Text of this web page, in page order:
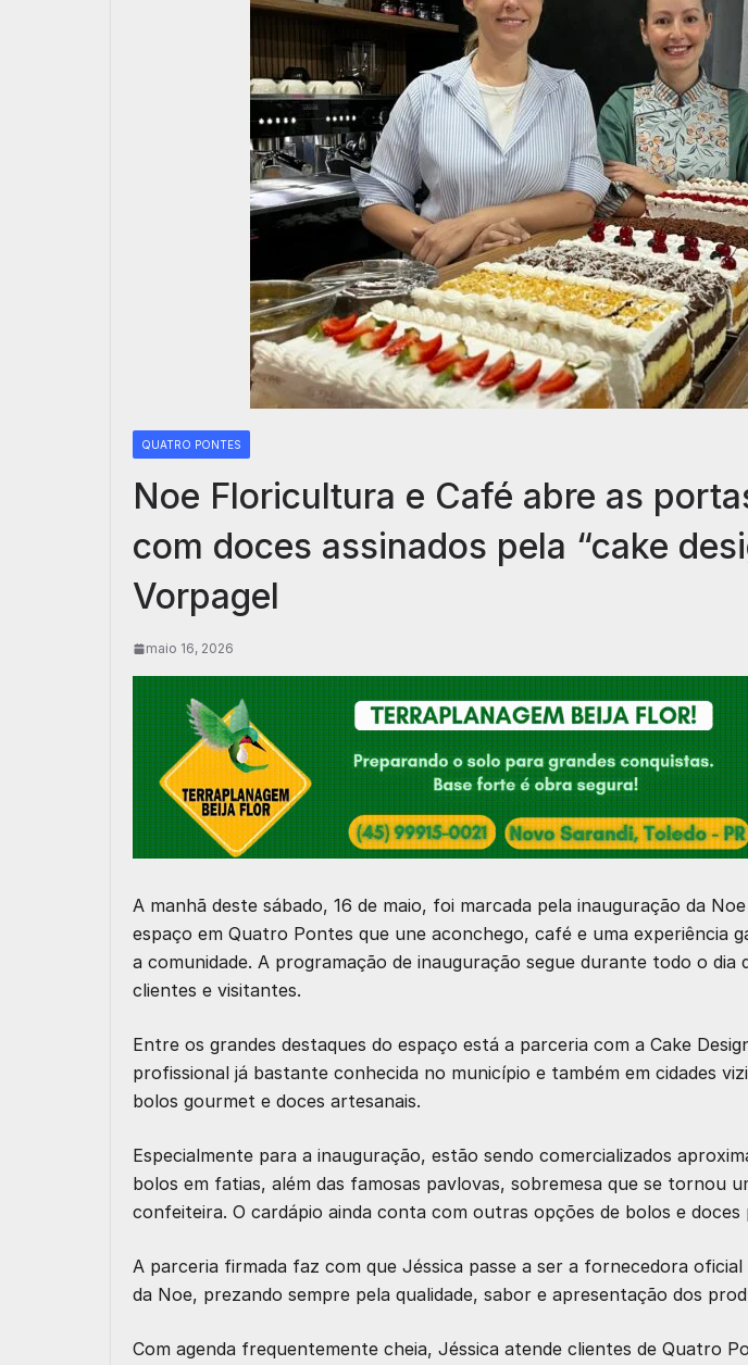
QUATRO PONTES
Noe Floricultura e Café abre as
com doces assinados pela “cake
Vorpagel
maio 16, 2026
A manhã deste sábado, 16 de maio, foi marcada pela inauguração da
espaço em Quatro Pontes que une aconchego, café e uma experiência
a comunidade. A programação de inauguração segue durante todo o dia
clientes e visitantes.
Entre os grandes destaques do espaço está a parceria com a Cake
profissional já bastante conhecida no município e também em cidades
bolos gourmet e doces artesanais.
Especialmente para a inauguração, estão sendo comercializados
bolos em fatias, além das famosas pavlovas, sobremesa que se tornou
confeiteira. O cardápio ainda conta com outras opções de bolos e
A parceria firmada faz com que Jéssica passe a ser a fornecedora
da Noe, prezando sempre pela qualidade, sabor e apresentação dos
Com agenda frequentemente cheia, Jéssica atende clientes de Quatro